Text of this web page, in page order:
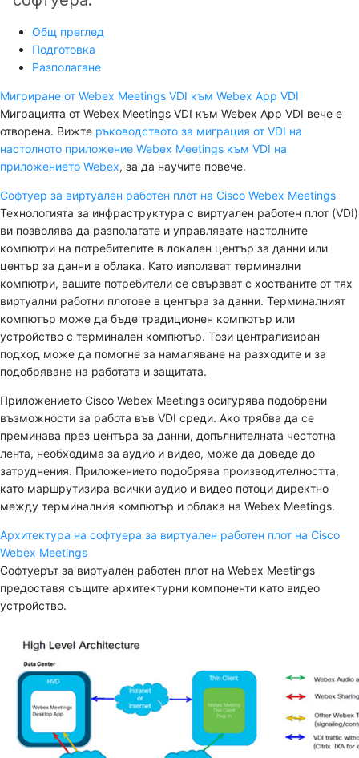
Общ преглед
Подготовка
Разполагане
Мигриране от Webex Meetings VDI към Webex App VDI
Миграцията от Webex Meetings VDI към Webex App VDI вече е
отворена. Вижте ръководството за миграция от VDI на
настолното приложение Webex Meetings към VDI на
приложението Webex, за да научите повече.
Софтуер за виртуален работен плот на Cisco Webex Meetings
Технологията за инфраструктура с виртуален работен плот (VDI)
ви позволява да разполагате и управлявате настолните
компютри на потребителите в локален център за данни или
център за данни в облака. Като използват терминални
компютри, вашите потребители се свързват с хостваните от тях
виртуални работни плотове в центъра за данни. Терминалният
компютър може да бъде традиционен компютър или
устройство с терминален компютър. Този централизиран
подход може да помогне за намаляване на разходите и за
подобряване на работата и защитата.
Приложението Cisco Webex Meetings осигурява подобрени
възможности за работа във VDI среди. Ако трябва да се
преминава през центъра за данни, допълнителната честотна
лента, необходима за аудио и видео, може да доведе до
затруднения. Приложението подобрява производителността,
като маршрутизира всички аудио и видео потоци директно
между терминалния компютър и облака на Webex Meetings.
Архитектура на софтуера за виртуален работен плот на Cisco
Webex Meetings
Софтуерът за виртуален работен плот на Webex Meetings
предоставя същите архитектурни компоненти като видео
устройство.